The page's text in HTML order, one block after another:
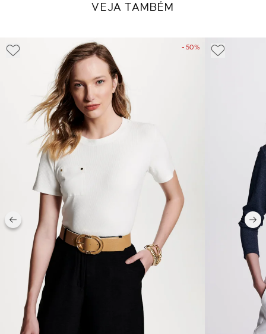
VEJA TAMBÉM
- 50%